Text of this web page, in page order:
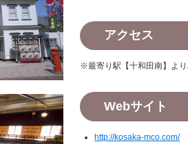
アクセス
※最寄り駅【十和田南】より
Webサイト
http://kosaka-mco.com/